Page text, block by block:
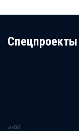
Cпецпроекты